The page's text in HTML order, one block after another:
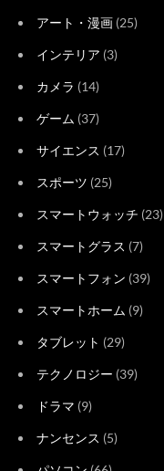
アート・漫画 (25)
インテリア (3)
カメラ (14)
ゲーム (37)
サイエンス (17)
スポーツ (25)
スマートウォッチ (23)
スマートグラス (7)
スマートフォン (39)
スマートホーム (9)
タブレット (29)
テクノロジー (39)
ドラマ (9)
ナンセンス (5)